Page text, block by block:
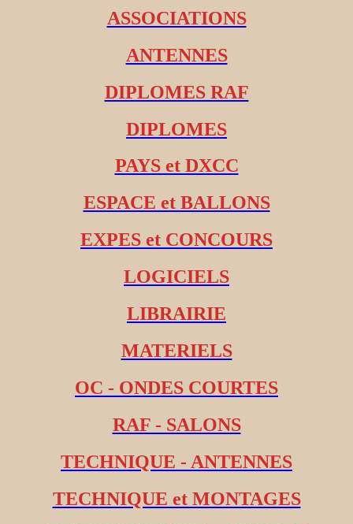
ASSOCIATIONS
ANTENNES
DIPLOMES RAF
DIPLOMES
PAYS et DXCC
ESPACE et BALLONS
EXPES et CONCOURS
LOGICIELS
LIBRAIRIE
MATERIELS
OC - ONDES COURTES
RAF - SALONS
TECHNIQUE - ANTENNES
TECHNIQUE et MONTAGES